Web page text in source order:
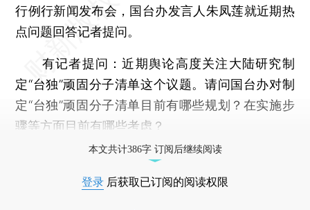
行例行新闻发布会，国台办发言人朱凤莲就近期热
点问题回答记者提问。
有记者提问：近期舆论高度关注大陆研究制
定“台独”顽固分子清单这个议题。请问国台办对制
定“台独”顽固分子清单目前有哪些规划？在实施步
骤等方面目前有哪些考虑？
本文共计386字 订阅后继续阅读
登录 后获取已订阅的阅读权限